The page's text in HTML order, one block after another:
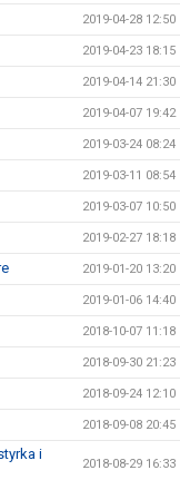
2019-04-28 12:50
2019-04-23 18:15
2019-04-14 21:30
2019-04-07 19:42
2019-03-24 08:24
2019-03-11 08:54
2019-03-07 10:50
2019-02-27 18:18
2019-01-20 13:20
2019-01-06 14:40
2018-10-07 11:18
2018-09-30 21:23
2018-09-24 12:10
2018-09-08 20:45
i
2018-08-29 16:33